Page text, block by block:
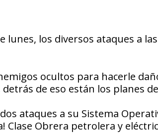
lunes, los diversos ataques a las
ocultos para hacerle
de eso están los planes
ataques a su Sistema
Clase Obrera petrolera y